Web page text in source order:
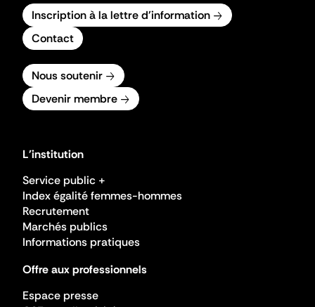
Inscription à la lettre d'information
Contact
Nous soutenir
Devenir membre
L'institution
Service public +
Index égalité femmes-hommes
Recrutement
Marchés publics
Informations pratiques
Offre aux professionnels
Espace presse